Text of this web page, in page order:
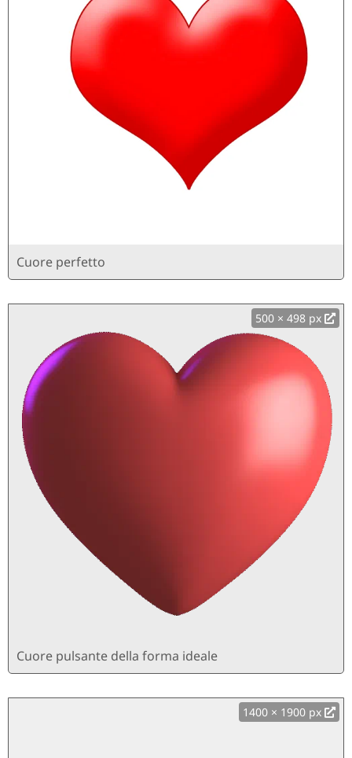
Cuore perfetto
500 × 498 px
Cuore pulsante della forma ideale
1400 × 1900 px